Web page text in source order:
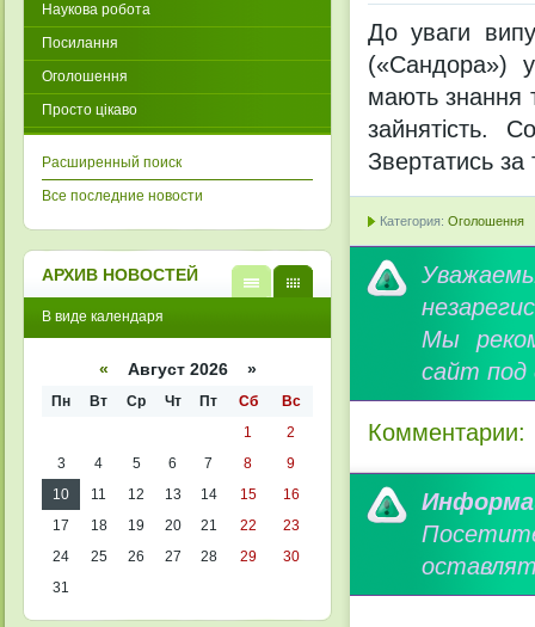
До уваги
(«Сандора»)
мають знання
зайнятість.
Звертатись
Категория: Оголошення
Мы
сайт под
Комментарии:
Наукова робота
Посилання
Оголошення
Просто цікаво
Расширенный поиск
Все последние новости
АРХИВ НОВОСТЕЙ
кален
списк
В виде календаря
« Август 2026 »
Пн Вт Ср Чт Пт Сб
Вс
1
2
3
4 5 6 7 8
9
10
11 12 13 14 15
16
17
18 19 20 21 22
23
24
25 26 27 28 29
30
31